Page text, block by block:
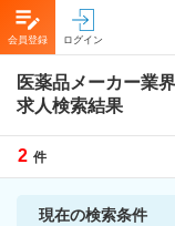
会員登録 ログイン
医薬品メーカー業
求人検索結果
2 件
現在の検索条件